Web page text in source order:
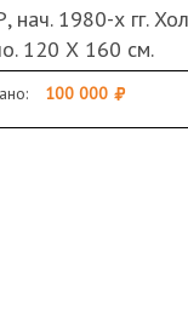
им. Ф. А.
в России, США,
Венгрии и других
нач. 1980-х гг.
120 Х 160 см.
100 000